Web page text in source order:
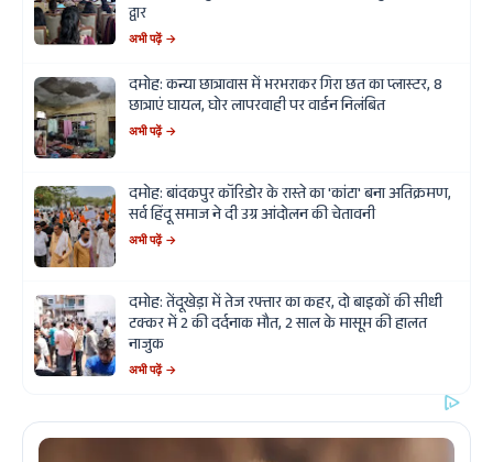
द्वार
अभी पढ़ें →
दमोह: कन्या छात्रावास में भरभराकर गिरा छत का प्लास्टर, 8
छात्राएं घायल, घोर लापरवाही पर वार्डन निलंबित
अभी पढ़ें →
दमोह: बांदकपुर कॉरिडोर के रास्ते का 'कांटा' बना अतिक्रमण,
सर्व हिंदू समाज ने दी उग्र आंदोलन की चेतावनी
अभी पढ़ें →
दमोह: तेंदूखेड़ा में तेज रफ्तार का कहर, दो बाइकों की सीधी
टक्कर में 2 की दर्दनाक मौत, 2 साल के मासूम की हालत
नाजुक
अभी पढ़ें →